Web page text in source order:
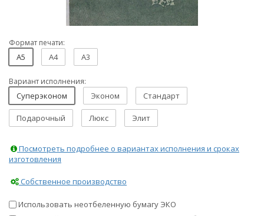
Формат печати:
A5 A4 A3
Вариант исполнения:
Суперэконом Эконом Стандарт
Подарочный Люкс Элит
Посмотреть подробнее о вариантах исполнения и сроках
изготовления
Собственное производство
Использовать неотбеленную бумагу ЭКО